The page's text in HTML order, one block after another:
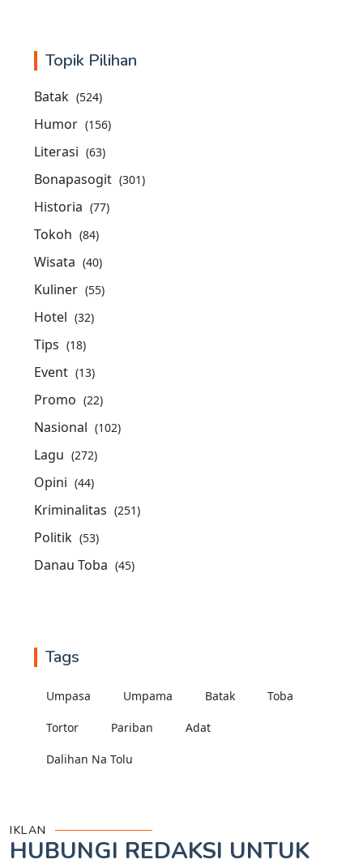
Topik Pilihan
Batak (524)
Humor (156)
Literasi (63)
Bonapasogit (301)
Historia (77)
Tokoh (84)
Wisata (40)
Kuliner (55)
Hotel (32)
Tips (18)
Event (13)
Promo (22)
Nasional (102)
Lagu (272)
Opini (44)
Kriminalitas (251)
Politik (53)
Danau Toba (45)
Tags
Umpasa Umpama Batak Toba
Tortor Pariban Adat
Dalihan Na Tolu
IKLAN
HUBUNGI REDAKSI UNTUK